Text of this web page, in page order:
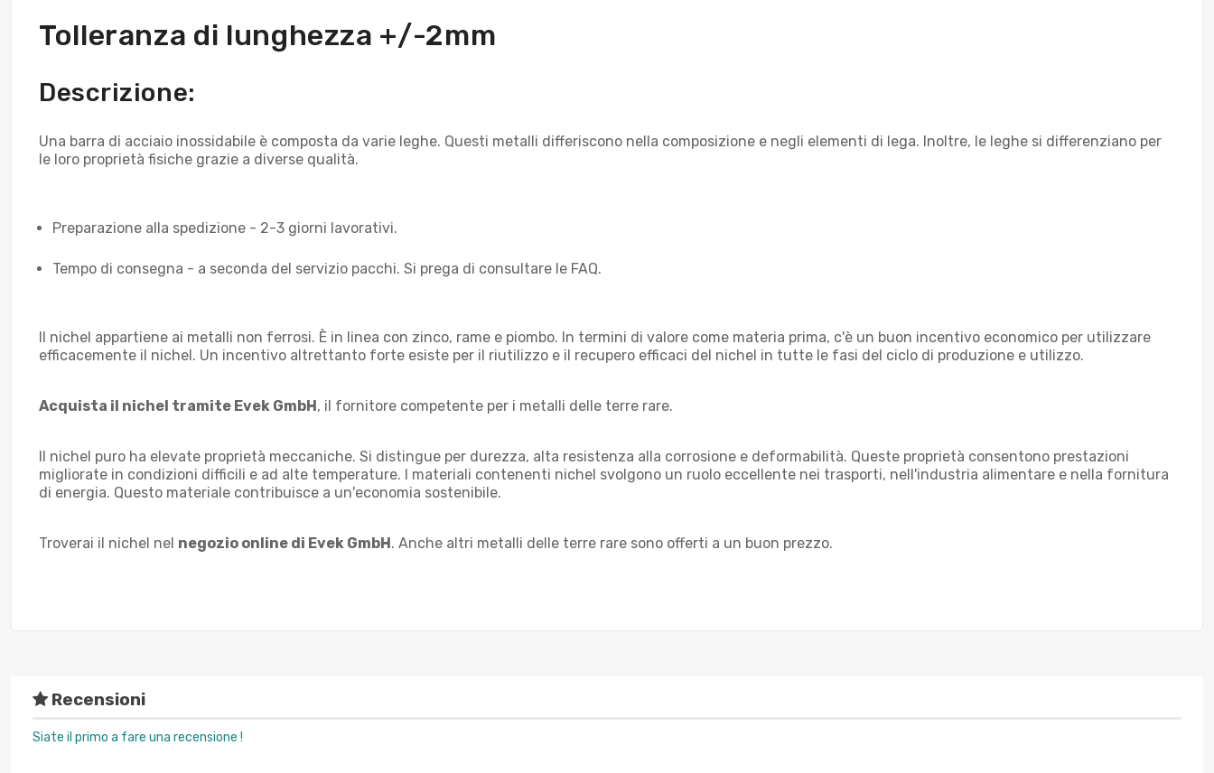
Tolleranza di lunghezza +/-2mm
Descrizione:
Una barra di acciaio inossidabile è composta da varie leghe. Questi metalli differiscono nella composizione e negli elementi di lega. Inoltre, le leghe si differenziano per
le loro proprietà fisiche grazie a diverse qualità.
Preparazione alla spedizione - 2-3 giorni lavorativi.
Tempo di consegna - a seconda del servizio pacchi. Si prega di consultare le FAQ.
Il nichel appartiene ai metalli non ferrosi. È in linea con zinco, rame e piombo. In termini di valore come materia prima, c'è un buon incentivo economico per utilizzare
efficacemente il nichel. Un incentivo altrettanto forte esiste per il riutilizzo e il recupero efficaci del nichel in tutte le fasi del ciclo di produzione e utilizzo.
Acquista il nichel tramite Evek GmbH, il fornitore competente per i metalli delle terre rare.
Il nichel puro ha elevate proprietà meccaniche. Si distingue per durezza, alta resistenza alla corrosione e deformabilità. Queste proprietà consentono prestazioni
migliorate in condizioni difficili e ad alte temperature. I materiali contenenti nichel svolgono un ruolo eccellente nei trasporti, nell'industria alimentare e nella fornitura
di energia. Questo materiale contribuisce a un'economia sostenibile.
Troverai il nichel nel negozio online di Evek GmbH. Anche altri metalli delle terre rare sono offerti a un buon prezzo.
Recensioni
Siate il primo a fare una recensione !